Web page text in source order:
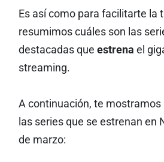
Es así como para facilitarte la
resumimos cuáles son las
destacadas que estrena el
streaming.
A continuación, te mostramos
las series que se estrenan en
de marzo: